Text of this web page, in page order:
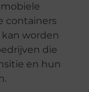
containers
worden
die
en hun